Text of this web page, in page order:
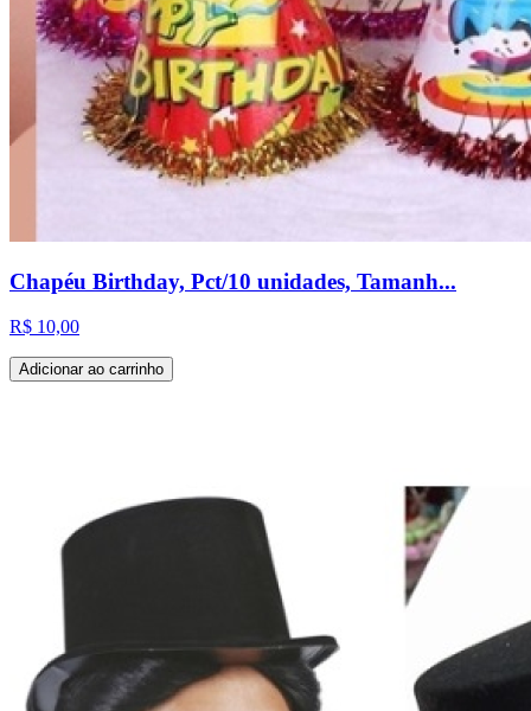
Chapéu Birthday, Pct/10 unidades, Tamanh...
R$ 10,00
Adicionar ao carrinho